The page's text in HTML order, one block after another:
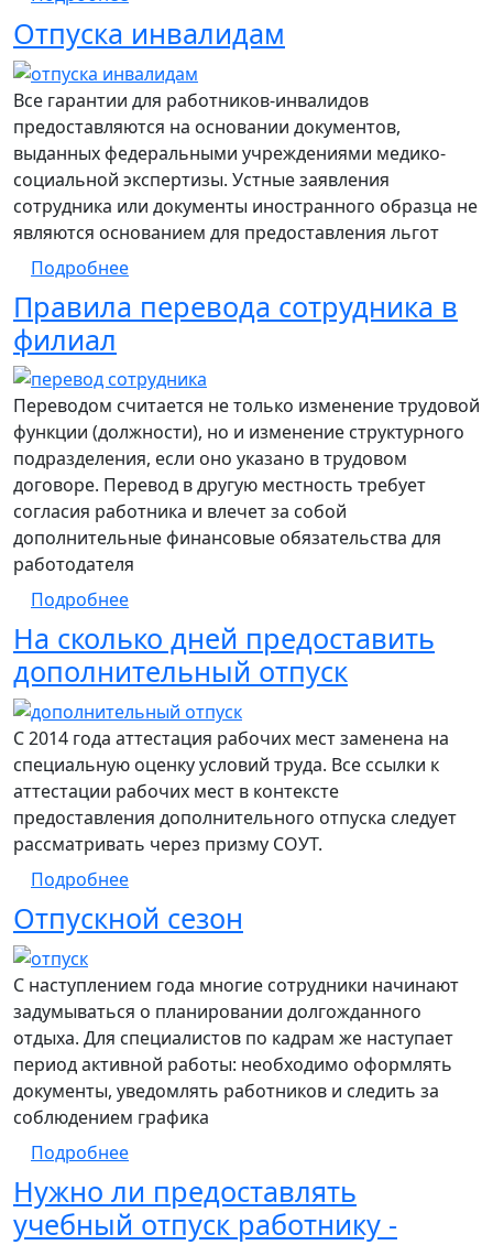
Отпуска инвалидам
Все гарантии для работников-инвалидов
предоставляются на основании документов,
выданных федеральными учреждениями медико-
социальной экспертизы. Устные заявления
сотрудника или документы иностранного образца не
являются основанием для предоставления льгот
Подробнеео Отпуска инвалидам
Правила перевода сотрудника в
филиал
Переводом считается не только изменение трудовой
функции (должности), но и изменение структурного
подразделения, если оно указано в трудовом
договоре. Перевод в другую местность требует
согласия работника и влечет за собой
дополнительные финансовые обязательства для
работодателя
Подробнеео Правила перевода сотрудника в филиал
На сколько дней предоставить
дополнительный отпуск
С 2014 года аттестация рабочих мест заменена на
специальную оценку условий труда. Все ссылки к
аттестации рабочих мест в контексте
предоставления дополнительного отпуска следует
рассматривать через призму СОУТ.
Подробнеео На сколько дней предоставить
Отпускной сезон
С наступлением года многие сотрудники начинают
задумываться о планировании долгожданного
отдыха. Для специалистов по кадрам же наступает
период активной работы: необходимо оформлять
документы, уведомлять работников и следить за
соблюдением графика
Подробнеео Отпускной сезон
Нужно ли предоставлять
учебный отпуск работнику -